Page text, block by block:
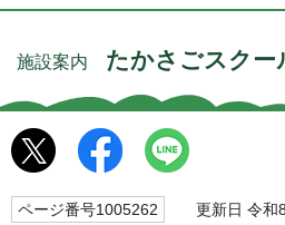
施設案内 たかさごスクー
ページ番号1005262 更新日 令和